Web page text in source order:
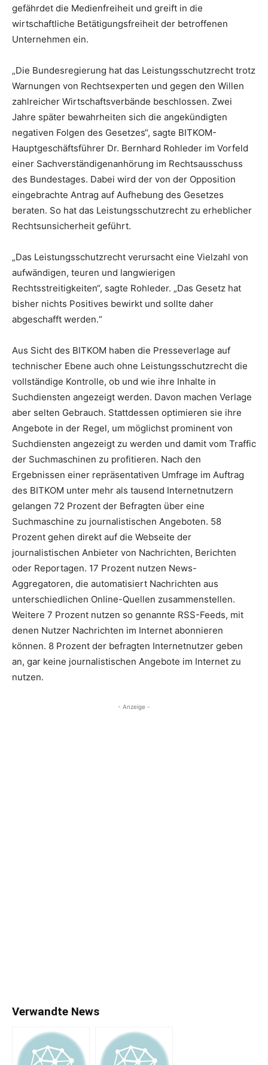
gefährdet die Medienfreiheit und greift in die
wirtschaftliche Betätigungsfreiheit der betroffenen
Unternehmen ein.
„Die Bundesregierung hat das Leistungsschutzrecht trotz
Warnungen von Rechtsexperten und gegen den Willen
zahlreicher Wirtschaftsverbände beschlossen. Zwei
Jahre später bewahrheiten sich die angekündigten
negativen Folgen des Gesetzes“, sagte BITKOM-
Hauptgeschäftsführer Dr. Bernhard Rohleder im Vorfeld
einer Sachverständigenanhörung im Rechtsausschuss
des Bundestages. Dabei wird der von der Opposition
eingebrachte Antrag auf Aufhebung des Gesetzes
beraten. So hat das Leistungsschutzrecht zu erheblicher
Rechtsunsicherheit geführt.
„Das Leistungsschutzrecht verursacht eine Vielzahl von
aufwändigen, teuren und langwierigen
Rechtsstreitigkeiten“, sagte Rohleder. „Das Gesetz hat
bisher nichts Positives bewirkt und sollte daher
abgeschafft werden.“
Aus Sicht des BITKOM haben die Presseverlage auf
technischer Ebene auch ohne Leistungsschutzrecht die
vollständige Kontrolle, ob und wie ihre Inhalte in
Suchdiensten angezeigt werden. Davon machen Verlage
aber selten Gebrauch. Stattdessen optimieren sie ihre
Angebote in der Regel, um möglichst prominent von
Suchdiensten angezeigt zu werden und damit vom Traffic
der Suchmaschinen zu profitieren. Nach den
Ergebnissen einer repräsentativen Umfrage im Auftrag
des BITKOM unter mehr als tausend Internetnutzern
gelangen 72 Prozent der Befragten über eine
Suchmaschine zu journalistischen Angeboten. 58
Prozent gehen direkt auf die Webseite der
journalistischen Anbieter von Nachrichten, Berichten
oder Reportagen. 17 Prozent nutzen News-
Aggregatoren, die automatisiert Nachrichten aus
unterschiedlichen Online-Quellen zusammenstellen.
Weitere 7 Prozent nutzen so genannte RSS-Feeds, mit
denen Nutzer Nachrichten im Internet abonnieren
können. 8 Prozent der befragten Internetnutzer geben
an, gar keine journalistischen Angebote im Internet zu
nutzen.
- Anzeige -
Verwandte News